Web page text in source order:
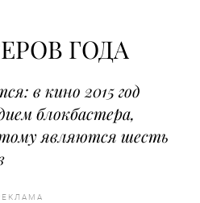
ГОДА
в кино 2015 год
блокбастера,
являются шесть